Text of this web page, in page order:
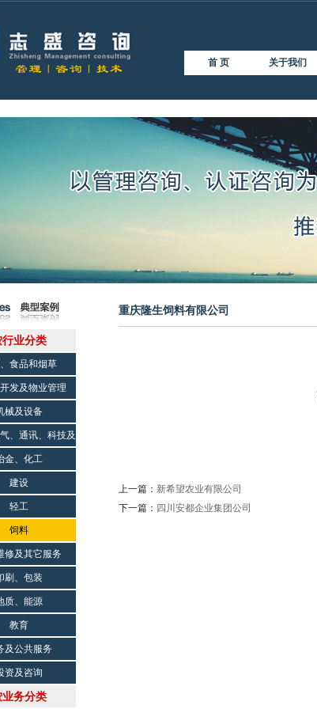
首 页 关于我们
行业分类
食品和烟草
发及物业管理
械及设备
、通讯、科技及
科研院所
金、化工
建设
轻工
饲料
修及其它服务
刷、包装
质、能源
教育
及公共服务
资及咨询
业务分类
重庆隆生饲料有限公司
上一篇： 新希望农业有限公司
下一篇： 四川安都企业集团公司